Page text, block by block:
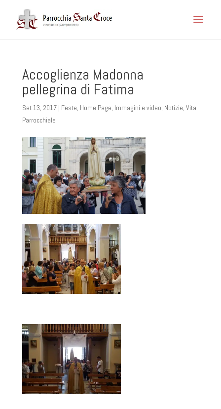
Accoglienza Madonna
pellegrina di Fatima
Set 13, 2017| Feste, Home Page, Immagini e video, Notizie, Vita
Parrocchiale